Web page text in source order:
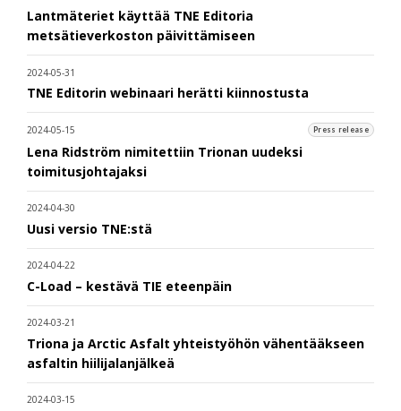
Lantmäteriet käyttää TNE Editoria
metsätieverkoston päivittämiseen
2024-05-31
TNE Editorin webinaari herätti kiinnostusta
2024-05-15 Press release
Lena Ridström nimitettiin Trionan uudeksi
toimitusjohtajaksi
2024-04-30
Uusi versio TNE:stä
2024-04-22
C-Load – kestävä TIE eteenpäin
2024-03-21
Triona ja Arctic Asfalt yhteistyöhön vähentääkseen
asfaltin hiilijalanjälkeä
2024-03-15